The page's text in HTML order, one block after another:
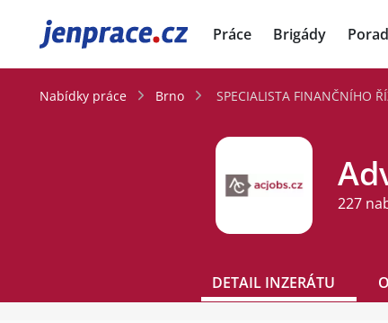
JenPráce.cz Práce Brigády
Nabídky práce Brno SPECIALISTA FINANČNÍHO
227
DETAIL INZERÁTU